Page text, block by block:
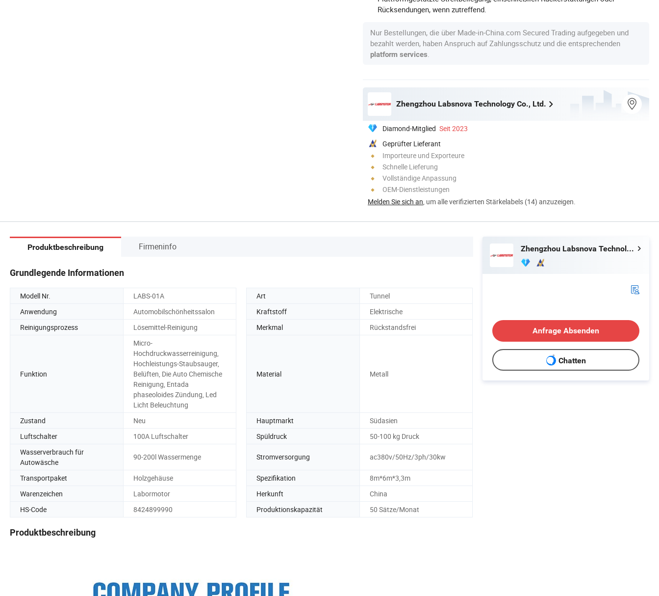
Rücksendungen, wenn zutreffend.
Nur Bestellungen, die über Made-in-China.com Secured Trading aufgegeben und
bezahlt werden, haben Anspruch auf Zahlungsschutz und die entsprechenden
platform services
Zhengzhou Labsnova Technology Co., Ltd.
Diamond-Mitglied Seit 2023
Geprüfter Lieferant
Importeure und Exporteure
Schnelle Lieferung
Vollständige Anpassung
OEM-Dienstleistungen
Melden Sie sich an, um alle verifizierten Stärkelabels (14) anzuzeigen.
Produktbeschreibung Firmeninfo
Grundlegende Informationen
Modell Nr. LABS-01A Art
Tunnel
Anwendung
Automobilschönheitssalon Kraftstoff
Elektrische
Reinigungsprozess
Lösemittel-Reinigung Merkmal Rückstandsfrei
Funktion
Micro-
Hochdruckwasserreinigung,
Hochleistungs-Staubsauger,
Belüften, Die Auto Chemische
Reinigung, Entada
phaseoloides Zündung, Led
Licht Beleuchtung
Material Metall
Zustand Neu Hauptmarkt
Südasien
Luftschalter
100A Luftschalter Spüldruck
50-100 kg Druck
Wasserverbrauch für
Autowäsche
90-200l Wassermenge Stromversorgung ac380v/50Hz/3ph/30kw
Transportpaket Holzgehäuse Spezifikation
8m*6m*3,3m
Warenzeichen
Labormotor Herkunft
China
HS-Code
8424899990 Produktionskapazität 50 Sätze/Monat
Produktbeschreibung
Zhengzhou Labsnova Technology Co., Ltd.
Anfrage Absenden
Chatten